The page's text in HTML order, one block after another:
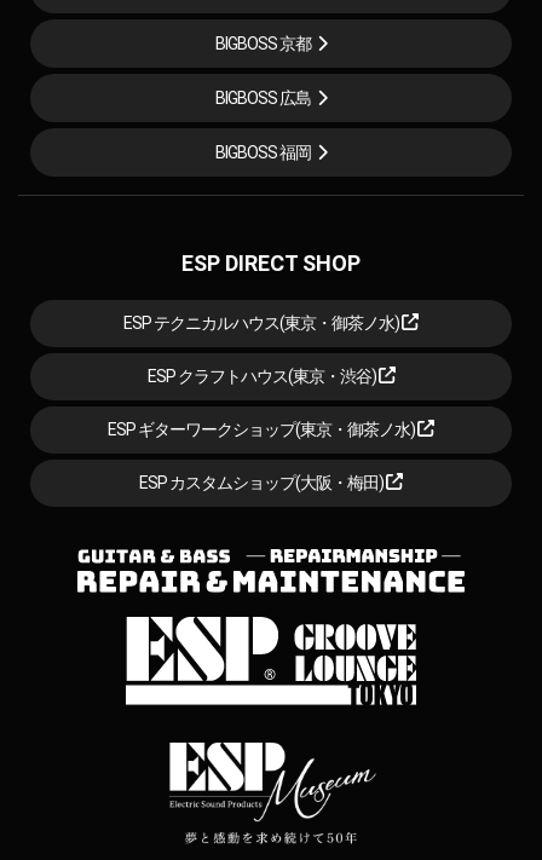
BIGBOSS 京都
BIGBOSS 広島
BIGBOSS 福岡
ESP DIRECT SHOP
ESP テクニカルハウス(東京・御茶ノ水)
ESP クラフトハウス(東京・渋谷)
ESP ギターワークショップ(東京・御茶ノ水)
ESP カスタムショップ(大阪・梅田)